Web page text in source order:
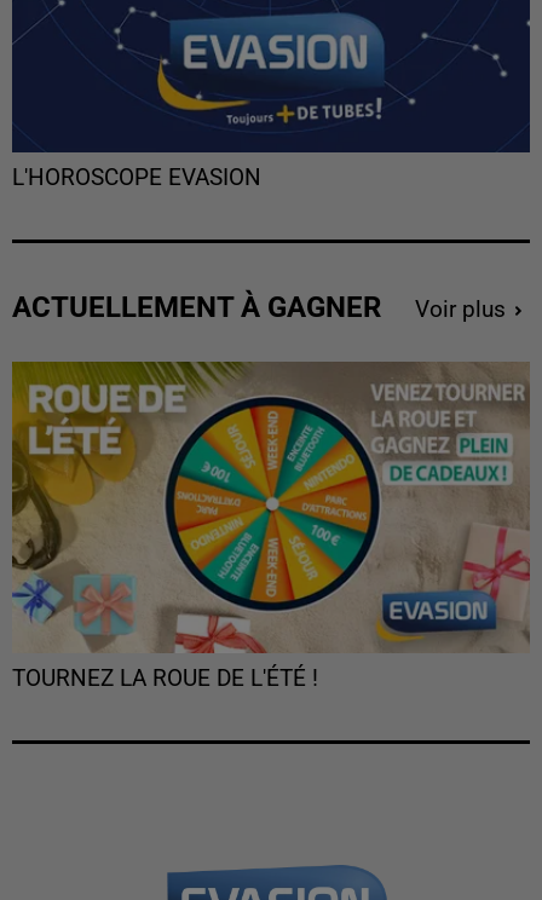
L'HOROSCOPE EVASION
ACTUELLEMENT À GAGNER Voir plus
TOURNEZ LA ROUE DE L'ÉTÉ !